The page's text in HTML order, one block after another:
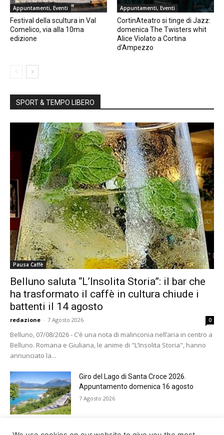
Appuntamenti, Eventi
Festival della scultura in Val
Comelico, via alla 10ma
edizione
Appuntamenti, Eventi
CortinAteatro si tinge di Jazz:
domenica The Twisters whit
Alice Violato a Cortina
d’Ampezzo
SPORT & TEMPO LIBERO
Pausa Caffè
Belluno saluta “L’Insolita Storia”: il bar che
ha trasformato il caffè in cultura chiude i
battenti il 14 agosto
redazione - 7 Agosto 2026 0
Belluno, 07/08/2026 - C’è una nota di malinconia nell’aria in centro a
Belluno. Romana e Giuliana, le anime di "L’Insolita Storia", hanno
annunciato la...
Giro del Lago di Santa Croce 2026.
Appuntamento domenica 16 agosto
7 Agosto 2026
Belluno rende omaggio ai cugini